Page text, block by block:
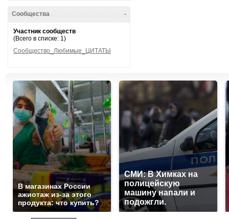
-
Сообщества
Участник сообществ
(Всего в списке: 1)
Сообщество_Любимые_ЦИТАТЫ
В магазинах России
ажиотаж из-за этого
продукта: что купить?
СМИ: В Химках на
полицейскую
машину напали и
подожгли.